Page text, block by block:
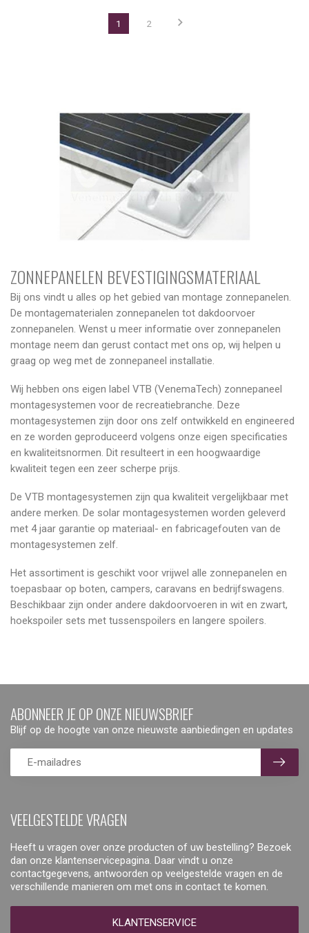
1 2
ZONNEPANELEN BEVESTIGINGSMATERIAAL
Bij ons vindt u alles op het gebied van montage zonnepanelen.
De montagematerialen zonnepanelen tot dakdoorvoer
zonnepanelen. Wenst u meer informatie over zonnepanelen
montage neem dan gerust contact met ons op, wij helpen u
graag op weg met de zonnepaneel installatie.
Wij hebben ons eigen label VTB (VenemaTech) zonnepaneel
montagesystemen voor de recreatiebranche. Deze
montagesystemen zijn door ons zelf ontwikkeld en engineered
en ze worden geproduceerd volgens onze eigen specificaties
en kwaliteitsnormen. Dit resulteert in een hoogwaardige
kwaliteit tegen een zeer scherpe prijs.
De VTB montagesystemen zijn qua kwaliteit vergelijkbaar met
andere merken. De solar montagesystemen worden geleverd
met 4 jaar garantie op materiaal- en fabricagefouten van de
montagesystemen zelf.
Het assortiment is geschikt voor vrijwel alle zonnepanelen en
toepasbaar op boten, campers, caravans en bedrijfswagens.
Beschikbaar zijn onder andere dakdoorvoeren in wit en zwart,
hoekspoiler sets met tussenspoilers en langere spoilers.
VEELGESTELDE VRAGEN
Heeft u vragen over onze producten of uw bestelling? Bezoek
dan onze klantenservicepagina. Daar vindt u onze
contactgegevens, antwoorden op veelgestelde vragen en de
verschillende manieren om met ons in contact te komen.
KLANTENSERVICE
ABONNEER JE OP ONZE NIEUWSBRIEF
Blijf op de hoogte van onze nieuwste aanbiedingen en updates